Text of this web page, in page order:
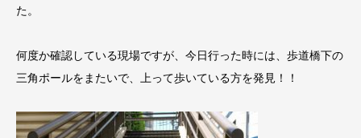
た。
何度か確認している現場ですが、今日行った時には、歩道橋下の
三角ポールをまたいで、上って歩いている方を発見！！